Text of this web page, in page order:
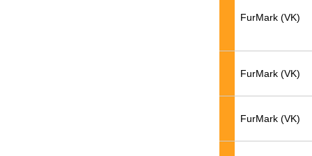
FurMark (VK)
FurMark (VK)
FurMark (VK)